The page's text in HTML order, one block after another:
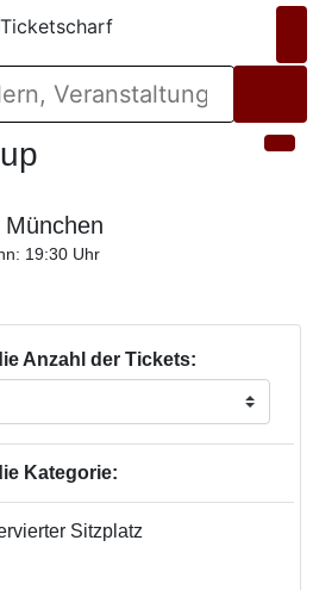
19:30 Uhr
Anzahl der Tickets:
Kategorie:
Sitzplatz